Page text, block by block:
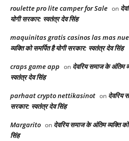
roulette pro lite camper for Sale on
योगी सरकार: स्वतंत्र देव सिंह
maquinitas gratis casinos las mas
व्यक्ति को समर्पित है योगी सरकार: स्वतंत्र देव सिंह
craps game app on देवरिय समाज के अंतिम
स्वतंत्र देव सिंह
parhaat crypto nettikasinot on देवरिय
सरकार: स्वतंत्र देव सिंह
Margarito on देवरिय समाज के अंतिम व्यक्ति
सिंह